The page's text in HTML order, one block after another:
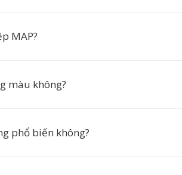
MAP?
màu không?
phổ biến không?